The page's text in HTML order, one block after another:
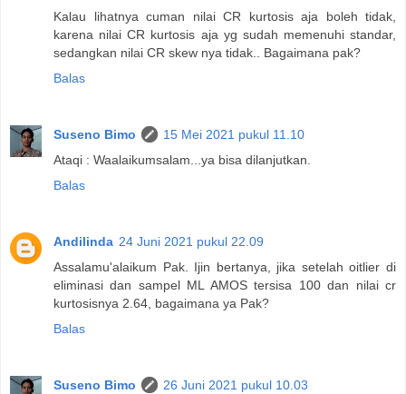
Kalau lihatnya cuman nilai CR kurtosis aja boleh tidak,
karena nilai CR kurtosis aja yg sudah memenuhi standar,
sedangkan nilai CR skew nya tidak.. Bagaimana pak?
Balas
Suseno Bimo
15 Mei 2021 pukul 11.10
Ataqi : Waalaikumsalam...ya bisa dilanjutkan.
Balas
Andilinda 24 Juni 2021 pukul 22.09
Assalamu'alaikum Pak. Ijin bertanya, jika setelah oitlier di
eliminasi dan sampel ML AMOS tersisa 100 dan nilai cr
kurtosisnya 2.64, bagaimana ya Pak?
Balas
Suseno Bimo
26 Juni 2021 pukul 10.03